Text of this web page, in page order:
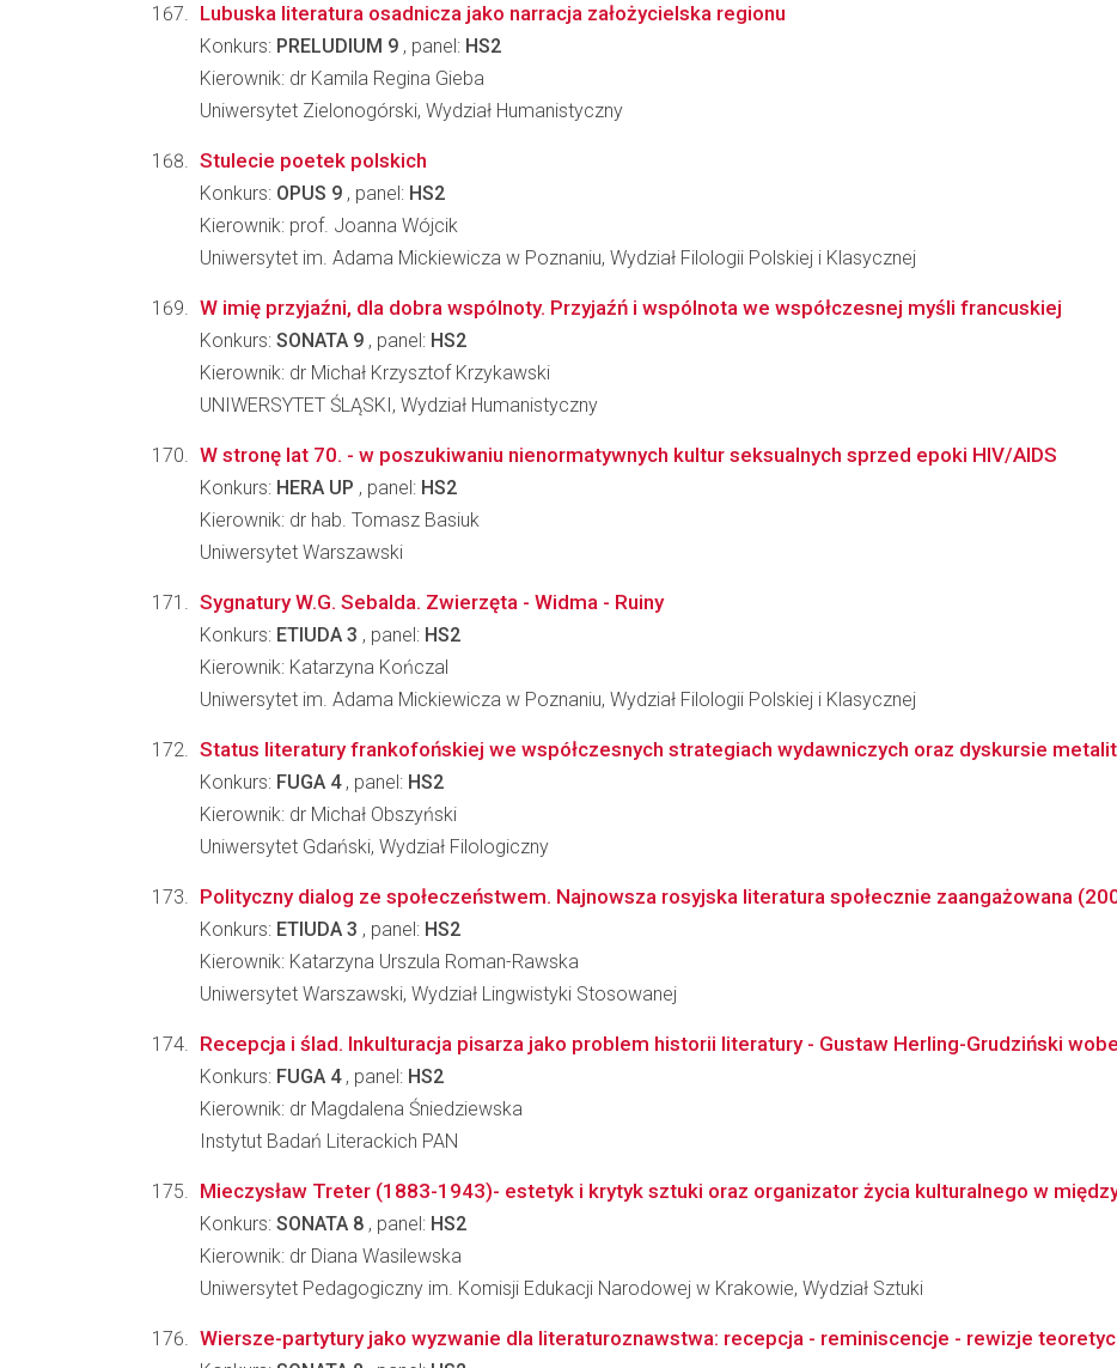
Lubuska literatura osadnicza jako narracja założycielska regionu
Konkurs: PRELUDIUM 9 , panel: HS2
Kierownik: dr Kamila Regina Gieba
Uniwersytet Zielonogórski, Wydział Humanistyczny
Stulecie poetek polskich
Konkurs: OPUS 9 , panel: HS2
Kierownik: prof. Joanna Wójcik
Uniwersytet im. Adama Mickiewicza w Poznaniu, Wydział Filologii Polskiej i Klasycznej
W imię przyjaźni, dla dobra wspólnoty. Przyjaźń i wspólnota we współczesnej myśli francuskiej
Konkurs: SONATA 9 , panel: HS2
Kierownik: dr Michał Krzysztof Krzykawski
UNIWERSYTET ŚLĄSKI, Wydział Humanistyczny
W stronę lat 70. - w poszukiwaniu nienormatywnych kultur seksualnych sprzed epoki HIV/AIDS
Konkurs: HERA UP , panel: HS2
Kierownik: dr hab. Tomasz Basiuk
Uniwersytet Warszawski
Sygnatury W.G. Sebalda. Zwierzęta - Widma - Ruiny
Konkurs: ETIUDA 3 , panel: HS2
Kierownik: Katarzyna Kończal
Uniwersytet im. Adama Mickiewicza w Poznaniu, Wydział Filologii Polskiej i Klasycznej
Status literatury frankofońskiej we współczesnych strategiach wydawniczych oraz dyskursie
Konkurs: FUGA 4, panel: HS2
Kierownik: dr Michał Obszyński
Uniwersytet Gdański, Wydział Filologiczny
Polityczny dialog ze społeczeństwem. Najnowsza rosyjska literatura społecznie zaangażowana
Konkurs: ETIUDA 3 , panel: HS2
Kierownik: Katarzyna Urszula Roman-Rawska
Uniwersytet Warszawski, Wydział Lingwistyki Stosowanej
Recepcja i ślad. Inkulturacja pisarza jako problem historii literatury - Gustaw Herling-Grudziński
Konkurs: FUGA 4, panel: HS2
Kierownik: dr Magdalena Śniedziewska
Instytut Badań Literackich PAN
Mieczysław Treter (1883-1943)- estetyk i krytyk sztuki oraz organizator życia kulturalnego w
Konkurs: SONATA 8 , panel: HS2
Kierownik: dr Diana Wasilewska
Uniwersytet Pedagogiczny im. Komisji Edukacji Narodowej w Krakowie, Wydział Sztuki
Wiersze-partytury jako wyzwanie dla literaturoznawstwa: recepcja - reminiscencje - rewizje